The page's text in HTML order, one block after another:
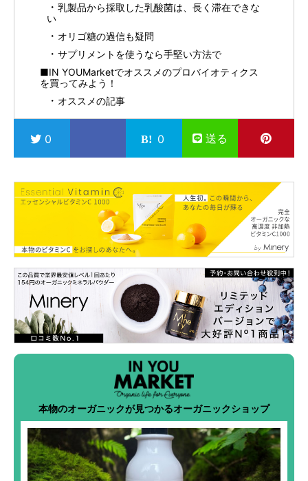
乳製品から採取した乳酸菌は、長く滞在できな
い
オリゴ糖の過信も疑問
サプリメントを使うなら手堅い方法で
■IN YOUMarketでオススメのプロバイオティクス
を買ってみよう！
オススメの記事
0 0 送る
本物のオーガニックが見つかるオーガニックショップ